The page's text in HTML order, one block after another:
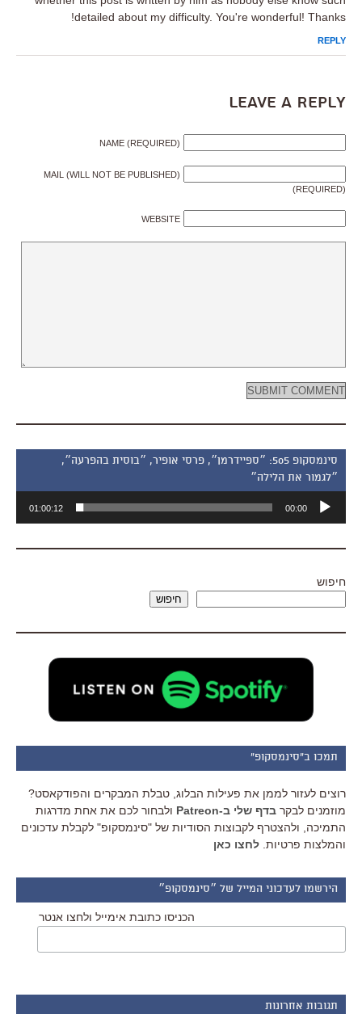
detailed about my difficulty. You're wonderful! Thanks!
REPLY
Leave a Reply
NAME (REQUIRED)
MAIL (WILL NOT BE PUBLISHED)
(REQUIRED)
WEBSITE
סינמסקופ 505: ״ספיידרמן״, פרסי אופיר, ״בוסית בהפרעה״,
״לגמור את הלילה״
אודיו
00:00
01:00:12
חיפוש
חיפוש
תמכו ב"סינמסקופ"
רוצים לעזור לממן את פעילות הבלוג, טבלת המבקרים והפודקאסט?
מוזמנים לבקר בדף שלי ב-Patreon
ולבחור לכם את אחת מדרגות
התמיכה, ולהצטרף לקבוצות הסודיות של "סינמסקופ" לקבלת עדכונים
והמלצות פרטיות. לחצו כאן
הירשמו לעדכוני המייל של ״סינמסקופ״
הכניסו כתובת אימייל ולחצו אנטר
תגובות אחרונות